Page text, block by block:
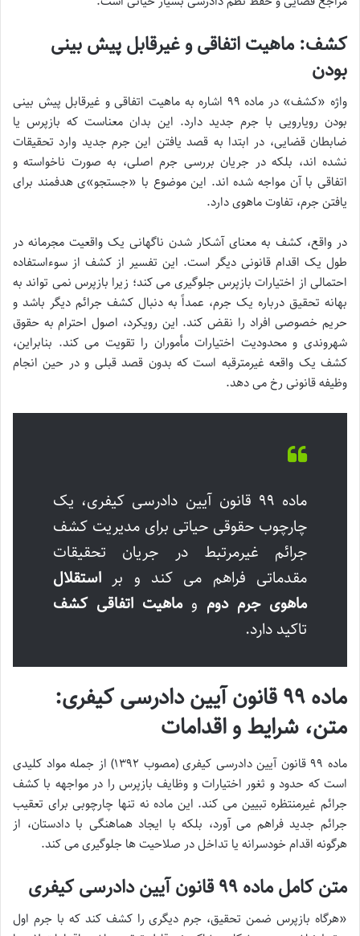
کشف: ماهیت اتفاقی و غیرقابل پیش بینی
بودن
واژه «کشف» در ماده ۹۹ اشاره به ماهیت اتفاقی و غیرقابل پیش بینی
بودن رویارویی با جرم جدید دارد. این بدان معناست که بازپرس یا
ضابطان قضایی، در ابتدا به قصد یافتن این جرم جدید وارد تحقیقات
نشده اند، بلکه در جریان بررسی جرم اصلی، به صورت ناخواسته و
اتفاقی با آن مواجه شده اند. این موضوع با «جستجو»ی هدفمند برای
یافتن جرم، تفاوت ماهوی دارد.
در واقع، کشف به معنای آشکار شدن ناگهانی یک واقعیت مجرمانه در
طول یک اقدام قانونی دیگر است. این تفسیر از کشف از سوءاستفاده
احتمالی از اختیارات بازپرس جلوگیری می کند؛ زیرا بازپرس نمی تواند به
بهانه تحقیق درباره یک جرم، عمداً به دنبال کشف جرائم دیگر باشد و
حریم خصوصی افراد را نقض کند. این رویکرد، اصول احترام به حقوق
شهروندی و محدودیت اختیارات مأموران را تقویت می کند. بنابراین،
کشف یک واقعه غیرمترقبه است که بدون قصد قبلی و در حین انجام
وظیفه قانونی رخ می دهد.
ماده ۹۹ قانون آیین دادرسی کیفری، یک
چارچوب حقوقی حیاتی برای مدیریت کشف
جرائم غیرمرتبط در جریان تحقیقات
مقدماتی فراهم می کند و بر استقلال
ماهوی جرم دوم وماهیت اتفاقی کشف
تاکید دارد.
ماده ۹۹ قانون آیین دادرسی کیفری:
متن، شرایط و اقدامات
ماده ۹۹ قانون آیین دادرسی کیفری (مصوب ۱۳۹۲) از جمله مواد کلیدی
است که حدود و ثغور اختیارات و وظایف بازپرس را در مواجهه با کشف
جرائم غیرمنتظره تبیین می کند. این ماده نه تنها چارچوبی برای تعقیب
جرائم جدید فراهم می آورد، بلکه با ایجاد هماهنگی با دادستان، از
هرگونه اقدام خودسرانه یا تداخل در صلاحیت ها جلوگیری می کند.
متن کامل ماده ۹۹ قانون آیین دادرسی کیفری
«هرگاه بازپرس ضمن تحقیق، جرم دیگری را کشف کند که با جرم اول